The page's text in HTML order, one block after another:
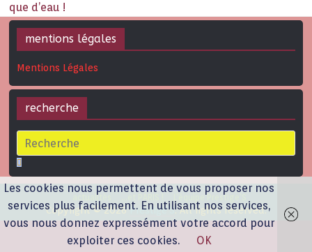
que d’eau !
mentions légales
Mentions Légales
recherche
actualités L’équipe Prestige’S
Copyright © 2026Prestige'S. All rights reserved.
Les cookies nous permettent de vous proposer nos
services plus facilement. En utilisant nos services,
vous nous donnez expressément votre accord pour
exploiter ces cookies.
OK